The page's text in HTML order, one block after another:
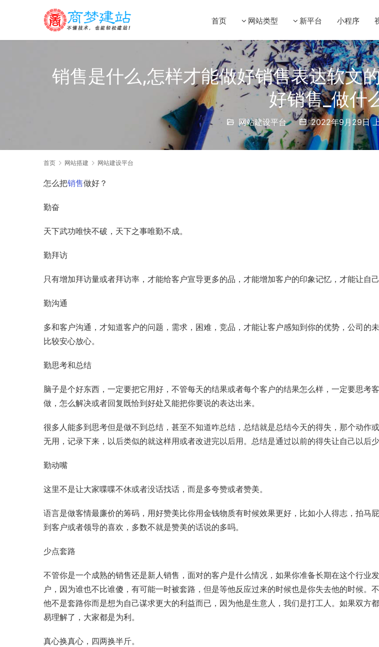
首页 网站类型 新平台 小程序
销售是什么,怎样才能做好销售表达软文
好销售_做什
网站建设平台 2022年9月29日
首页 网站搭建 网站建设平台
怎么把销售做好？
勤奋
天下武功唯快不破，天下之事唯勤不成。
勤拜访
只有增加拜访量或者拜访率，才能给客户宣导更多的品，才能增加客户的印象记忆，才能让自己
勤沟通
多和客户沟通，才知道客户的问题，需求，困难，竞品，才能让客户感知到你的优势，公司的
比较安心放心。
勤思考和总结
脑子是个好东西，一定要把它用好，不管每天的结果或者每个客户的结果怎么样，一定要思考
做，怎么解决或者回复既恰到好处又能把你要说的表达出来。
很多人能多到思考但是做不到总结，甚至不知道咋总结，总结就是总结今天的得失，那个动作
无用，记录下来，以后类似的就这样用或者改进完以后用。总结是通过以前的得失让自己以后少
勤动嘴
这里不是让大家喋喋不休或者没话找话，而是多夸赞或者赞美。
语言是做客情最廉价的筹码，用好赞美比你用金钱物质有时候效果更好，比如小人得志，拍马
到客户或者领导的喜欢，多数不就是赞美的话说的多吗。
少点套路
不管你是一个成熟的销售还是新人销售，面对的客户是什么情况，如果你准备长期在这个行业
户，因为谁也不比谁傻，有可能一时被套路，但是等他反应过来的时候也是你失去他的时候。
他不是套路你而是想为自己谋求更大的利益而已，因为他是生意人，我们是打工人。如果双方
易理解了，大家都是为利。
真心换真心，四两换半斤。